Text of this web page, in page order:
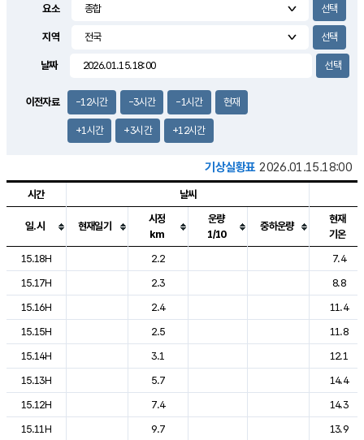
2.7m/s
요소
지역
날짜
이전자료 -12시간 -3시간 -1시간 현재
+1시간 +3시간 +12시간
기상실황표 2026.01.15.18:00
도시별 기상실황표로 지점, 날씨, 기온, 강수, 바람, 기압등을 안내한 표입
시간 날씨
일.시 현재일기
시정
km
운량
1/10
중하운량
현재
기온
15.18H
2.2
7.4
15.17H
2.3
8.8
15.16H
2.4
11.4
15.15H
2.5
11.8
15.14H
3.1
12.1
15.13H
5.7
14.4
15.12H
7.4
14.3
15.11H
9.7
13.9